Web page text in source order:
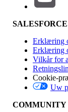
Version
SALESFORCE
Erklæring
Erklæring
Vilkår for
Cookie-
Uw
COMMUNITY